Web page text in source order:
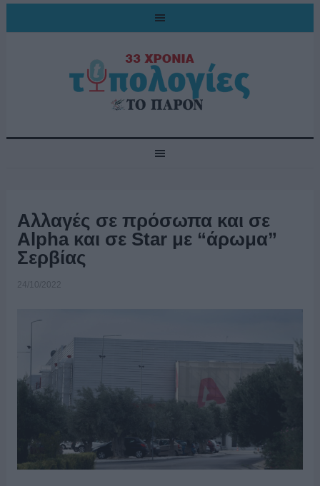
Αλλαγές σε πρόσωπα και σε
Alpha και σε Star με “άρωμα”
Σερβίας
24/10/2022